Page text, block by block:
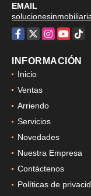
EMAIL
Facebook
X Instagram
YouTube
TikTok
INFORMACIÓN
Inicio
Ventas
Arriendo
Servicios
Novedades
Nuestra Empresa
Contáctenos
Políticas de